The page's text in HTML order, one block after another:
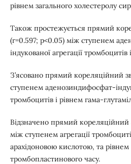
рівнем загального холестеролу
Також простежується прямий
(r=0.597; р<0.05) між ступенем
індукованої агрегації
З’ясовано прямий кореляційний
ступенем аденозиндифосфат-
тромбоцитів і рівнем гама-
Відзначено прямий кореляційний
між ступенем агрегації
арахідоновою кислотою, та рівнем
тромбопластинового часу.